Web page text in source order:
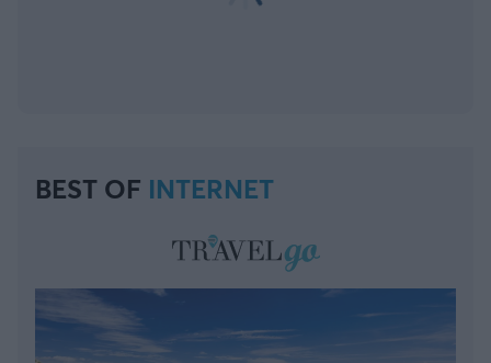
BEST OF INTERNET